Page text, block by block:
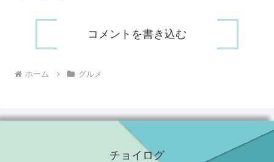
コメントを書き込む
ホーム グルメ
チョイログ